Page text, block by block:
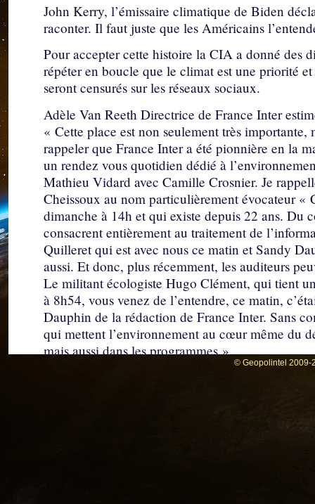
John Kerry, l’émissaire climatique de Biden
raconter. Il faut juste que les Américains
Pour accepter cette histoire la CIA a donné des
répéter en boucle que le climat est une priorité
seront censurés sur les réseaux sociaux.
Adèle Van Reeth Directrice de France Inter
« Cette place est non seulement très importante,
rappeler que France Inter a été pionnière en la
un rendez vous quotidien dédié à
Mathieu Vidard avec Camille Crosnier. Je
Cheissoux au nom particulièrement évocateur
dimanche à 14h et qui existe depuis 22 ans. Du
consacrent entièrement au traitement de
Quilleret qui est avec nous ce matin et Sandy
aussi. Et donc, plus récemment, les auditeurs
Le militant écologiste Hugo Clément, qui tient
à 8h54, vous venez de l’entendre, ce matin,
Dauphin de la rédaction de France Inter. Sans
qui mettent l’environnement au cœur même du
mais aussi dans les programmes ».
© Geopolintel 2009-